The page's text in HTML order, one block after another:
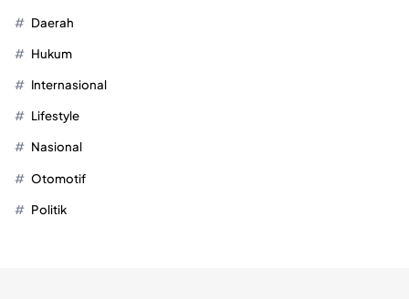
Daerah
Hukum
Internasional
Lifestyle
Nasional
Otomotif
Politik